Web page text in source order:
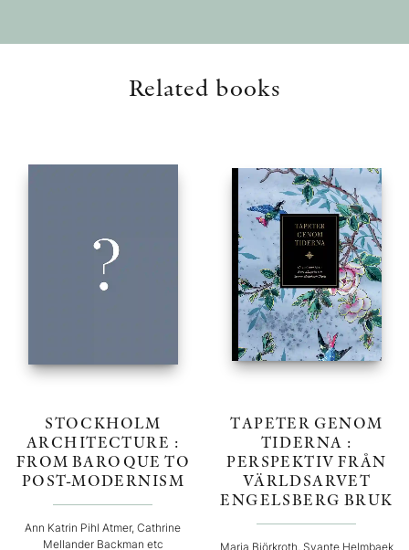
Related books
STOCKHOLM
ARCHITECTURE :
FROM BAROQUE TO
POST-MODERNISM
Ann Katrin Pihl Atmer, Cathrine
Mellander Backman etc
TAPETER GENOM
TIDERNA :
PERSPEKTIV FRÅN
VÄRLDSARVET
ENGELSBERG BRUK
Maria Björkroth, Svante Helmbaek